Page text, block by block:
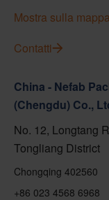
Mostra sulla
Contatti
China - Nefab
(Chengdu) Co.,
No. 12, Longtang
Tongliang District
Chongqing 402560
+86 023 4568 6968